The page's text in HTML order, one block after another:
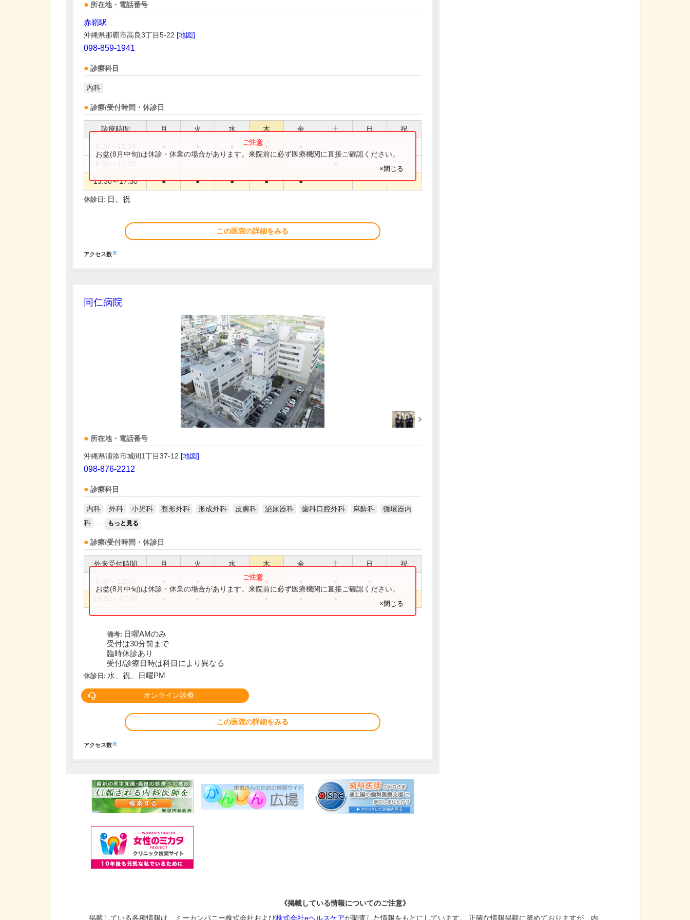
所在地・電話番号
赤嶺駅
沖縄県那覇市高良3丁目5-22 [地図]
098-859-1941
診療科目
内科
診療/受付時間・休診日
診療時間 月 火 水 木 金 土 日 祝
13:30～17:30 ● ● ● ● ●
お盆(8月中旬)は休診・休業の場合があります。来院前に必ず医療機関に直接ご確認ください。
×閉じる
休診日: 日、祝
この医院の詳細をみる
アクセス数※
同仁病院
所在地・電話番号
沖縄県浦添市城間1丁目37-12 [地図]
098-876-2212
診療科目
内科 外科 小児科 整形外科 形成外科 皮膚科 泌尿器科 歯科口腔外科 麻酔科
循環器内
科
もっと見る
診療/受付時間・休診日
外来受付時間 月 火 水 木 金 土 日 祝
お盆(8月中旬)は休診・休業の場合があります。来院前に必ず医療機関に直接ご確認ください。
×閉じる
備考: 日曜AMのみ
受付は30分前まで
臨時休診あり
受付/診療日時は科目により異なる
休診日: 水、祝、日曜PM
オンライン診療
この医院の詳細をみる
アクセス数※
《掲載している情報についてのご注意》
掲載している各種情報は、ミーカンパニー株式会社および株式会社eヘルスケアが調査した情報をもとにしています。 正確な情報掲載に努めておりますが、内